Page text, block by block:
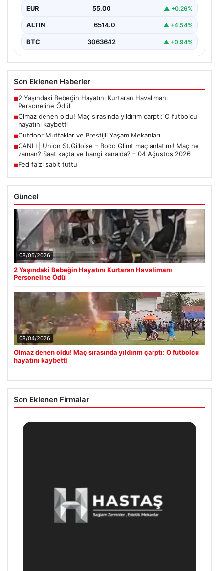
EUR 55.00 ▲ +0.26%
ALTIN 6514.0 ▲ +4.54%
BTC 3063642 ▲ +0.94%
Son Eklenen Haberler
■2 Yaşındaki Bebeğin Hayatını Kurtaran Havalimanı
Personeline Ödül
■Olmaz denen oldu! Maç sırasında yıldırım çarptı: O futbolcu
hayatını kaybetti
■Outdoor Mutfaklar ve Prestijli Yaşam Mekanları
■CANLI | Union St.Gilloise – Bodo Glimt maç anlatımı! Maç ne
zaman? Saat kaçta ve hangi kanalda? – 04 Ağustos 2026
■Fed faizi sabit tuttu
Güncel
08/05/2026
2 Yaşındaki Bebeğin Hayatını Kurtaran Havalimanı
Personeline Ödül
08/04/2026
Olmaz denen oldu! Maç sırasında yıldırım çarptı: O futbolcu
hayatını kaybetti
Son Eklenen Firmalar